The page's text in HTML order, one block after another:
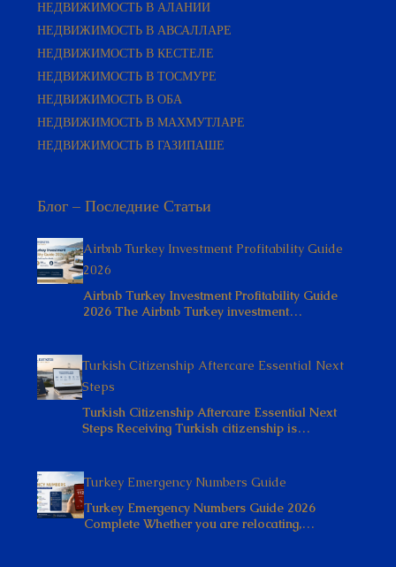
НЕДВИЖИМОСТЬ В АВСАЛЛАРЕ
НЕДВИЖИМОСТЬ В КЕСТЕЛЕ
НЕДВИЖИМОСТЬ В ТОСМУРЕ
НЕДВИЖИМОСТЬ В ОБА
НЕДВИЖИМОСТЬ В МАХМУТЛАРЕ
НЕДВИЖИМОСТЬ В ГАЗИПАШЕ
2026
Airbnb Turkey Investment Profitability Guide
2026 The Airbnb Turkey investment…
Steps
Turkish Citizenship Aftercare Essential Next
Steps Receiving Turkish citizenship is…
Turkey Emergency Numbers Guide 2026
Complete Whether you are relocating,…